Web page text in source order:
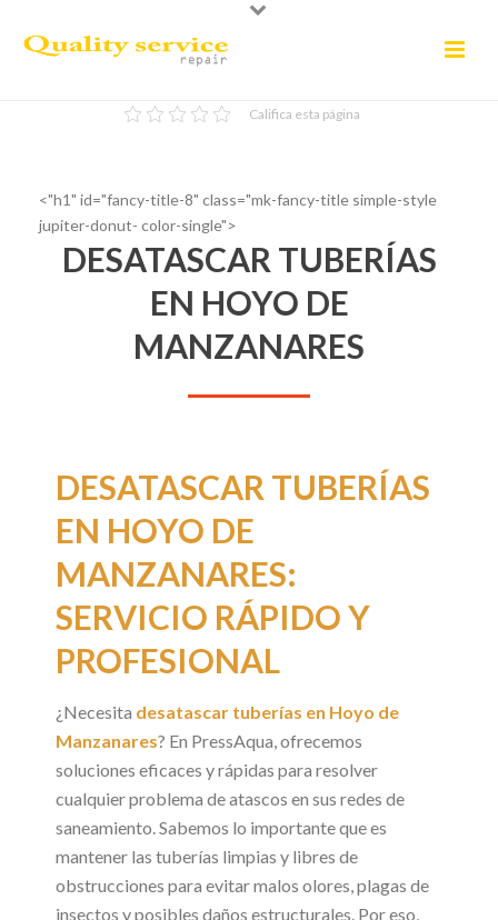
Califica esta página
<"h1" id="fancy-title-8" class="mk-fancy-title simple-style
jupiter-donut- color-single">
DESATASCAR TUBERÍAS
EN HOYO DE
MANZANARES
DESATASCAR TUBERÍAS
EN HOYO DE
MANZANARES:
SERVICIO RÁPIDO Y
PROFESIONAL
¿Necesita desatascar tuberías en Hoyo de
Manzanares? En PressAqua, ofrecemos
soluciones eficaces y rápidas para resolver
cualquier problema de atascos en sus redes de
saneamiento. Sabemos lo importante que es
mantener las tuberías limpias y libres de
obstrucciones para evitar malos olores, plagas de
insectos y posibles daños estructurales. Por eso,